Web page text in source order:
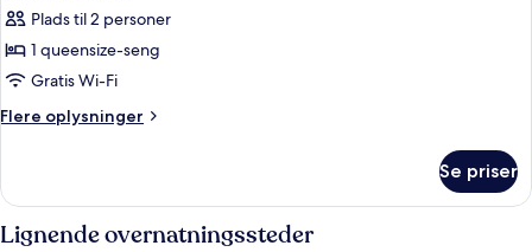
Plads til 2 personer
1 queensize-seng
Gratis Wi-Fi
Flere oplysninger
Flere
dobbeltværelse
Se priser
Lignende overnatningssteder